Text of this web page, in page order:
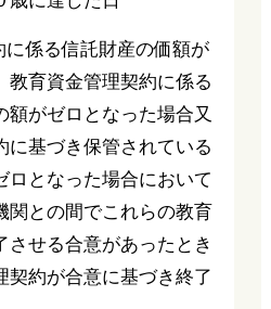
係る信託財産の価額が
教育資金管理契約に係る
額がゼロとなった場合又
に基づき保管されている
ロとなった場合において
関との間でこれらの教育
させる合意があったとき
約が合意に基づき終了